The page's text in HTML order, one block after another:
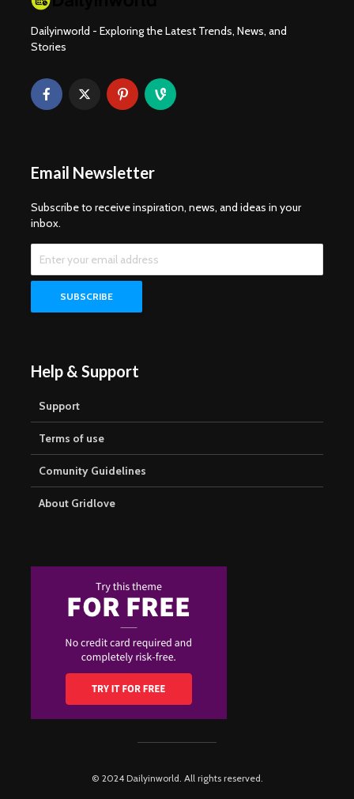
Dailyinworld - Exploring the Latest Trends, News, and
Stories
Email Newsletter
Subscribe to receive inspiration, news, and ideas in your
inbox.
Help & Support
Support
Terms of use
Comunity Guidelines
About Gridlove
© 2024 Dailyinworld. All rights reserved.